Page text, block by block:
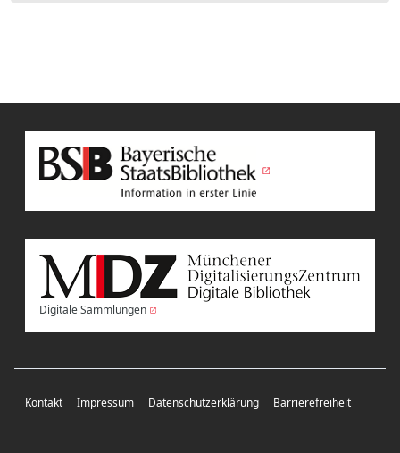
Digitale Sammlungen
Kontakt Impressum Datenschutzerklärung Barrierefreiheit